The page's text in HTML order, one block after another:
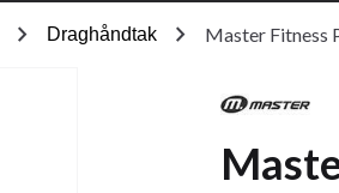
chevron_right Draghåndtak chevron_right Master Fitness